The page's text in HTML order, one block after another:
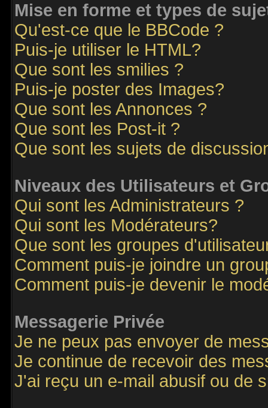
Mise en forme et types de
Qu'est-ce que le BBCode ?
Puis-je utiliser le HTML?
Que sont les smilies ?
Puis-je poster des Images?
Que sont les Annonces ?
Que sont les Post-it ?
Que sont les sujets de
Niveaux des Utilisateurs et
Qui sont les Administrateurs ?
Qui sont les Modérateurs?
Que sont les groupes
Comment puis-je joindre un
Comment puis-je devenir le
Messagerie Privée
Je ne peux pas envoyer de
Je continue de recevoir des
J'ai reçu un e-mail abusif ou de